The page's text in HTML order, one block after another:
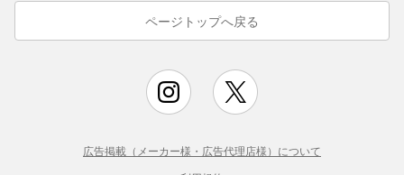
ページトップへ戻る
広告掲載（メーカー様・広告代理店様）について